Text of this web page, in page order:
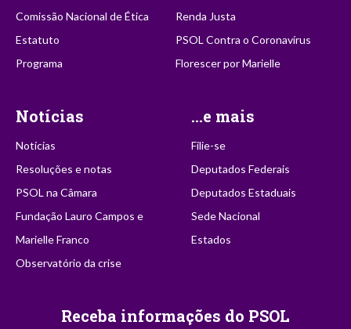
Comissão Nacional de Ética
Estatuto
Programa
Renda Justa
PSOL Contra o Coronavírus
Florescer por Marielle
Notícias
Notícias
Resoluções e notas
PSOL na Câmara
Fundação Lauro Campos e
Marielle Franco
Observatório da crise
...e mais
Filie-se
Deputados Federais
Deputados Estaduais
Sede Nacional
Estados
Receba informações do PSOL